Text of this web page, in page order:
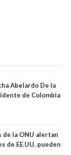
Abelardo De la
de Colombia
de la ONU alertan
de EE.UU. pueden